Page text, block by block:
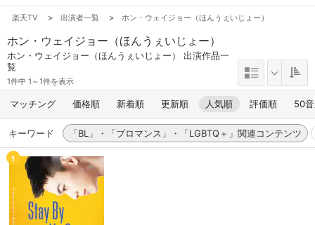
楽天TV > 出演者一覧 > ホン・ウェイジョー（ほんうぇいじょー）
ホン・ウェイジョー（ほんうぇいじょー）
ホン・ウェイジョー（ほんうぇいじょー） 出演作品一
覧
1件中 1～1件を表示
マッチング 価格順 新着順 更新順 人気順 評価順 50
キーワード 「BL」・「ブロマンス」・「LGBTQ＋」関連コンテンツ
1